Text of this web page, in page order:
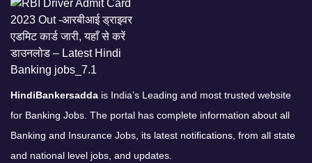
HindiBankersadda is India’s Leading and most trusted website
for Banking Jobs. The portal has complete information about all
Banking and Insurance Jobs, its latest notifications, from all state
and national level jobs, and updates.